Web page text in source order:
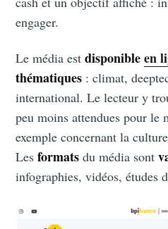
engager.
Le média estdisponibleen
thématiques : climat,
international. Le lecteur y
peu moins attendues pour le
exemple concernant la
Lesformatsdu média sont
infographies, vidéos, études